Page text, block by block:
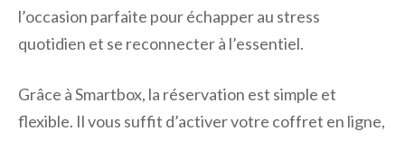
l’occasion parfaite pour échapper au stress
quotidien et se reconnecter à l’essentiel.
Grâce à Smartbox, la réservation est simple et
flexible. Il vous suffit d’activer votre coffret en ligne,